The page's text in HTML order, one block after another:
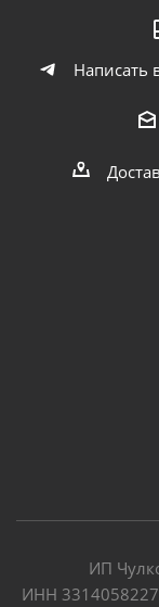
Написать
ИП
ИНН